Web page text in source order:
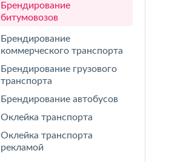
Брендирование
битумовозов
Брендирование
коммерческого транспорта
Брендирование грузового
транспорта
Брендирование автобусов
Оклейка транспорта
Оклейка транспорта
рекламой